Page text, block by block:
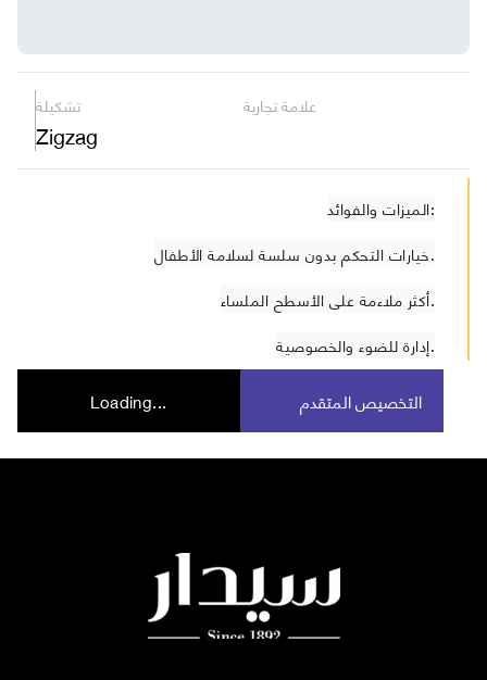
تشكيلة
Zigzag
علامة تجارية
الميزات والفوائد:
خيارات التحكم بدون سلسة لسلامة الأطفال.
أكثر ملاءمة على الأسطح الملساء.
إدارة للضوء والخصوصية.
Loading... التخصيص المتقدم